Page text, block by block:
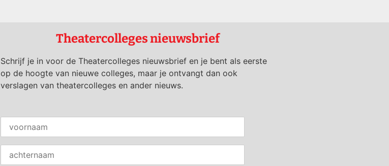
Theatercolleges nieuwsbrief
Schrijf je in voor de Theatercolleges nieuwsbrief en je bent als eerste
op de hoogte van nieuwe colleges, maar je ontvangt dan ook
verslagen van theatercolleges en ander nieuws.